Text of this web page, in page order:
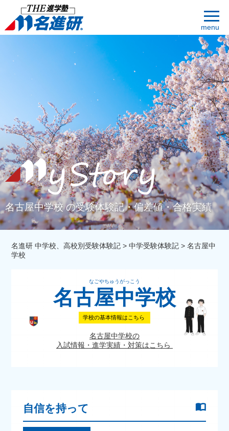
menu
名古屋中学校 の受験体験記・偏差値・合格実績
名進研 中学校、高校別受験体験記 >中学受験体験記 >名古屋中
学校
なごやちゅうがっこう
名古屋中学校
学校の基本情報はこちら
名古屋中学校の
入試情報・進学実績・対策はこちら
自信を持って